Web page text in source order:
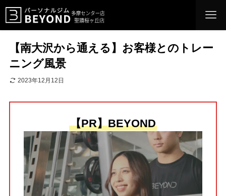
【南大沢から通える】お客様とのトレー
ニング風景
2023年12月12日
【PR】BEYOND